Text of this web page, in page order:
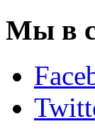
Мы в